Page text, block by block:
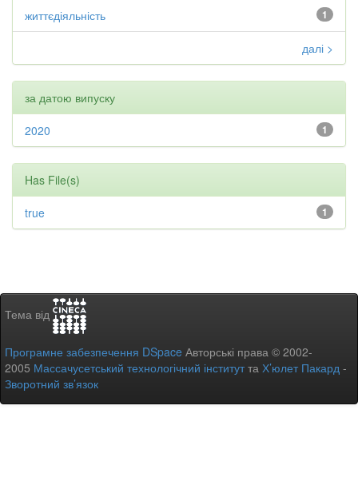
1
життєдіяльність
далі >
за датою випуску
1
2020
Has File(s)
1
true
Тема від
Програмне забезпечення DSpace Авторські права © 2002-
2005 Массачусетський технологічний інститутта Х’юлет Пакард -
Зворотний зв’язок